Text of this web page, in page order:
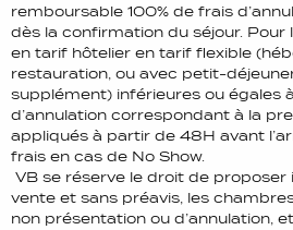
remboursable 100% de frais
dès la confirmation du séjour. Pour
en tarif hôtelier en tarif flexible
restauration, ou avec petit-
supplément) inférieures ou égales
d’annulation correspondant à la
appliqués à partir de 48H avant
frais en cas de No Show.
VB se réserve le droit de
vente et sans préavis, les
non présentation ou d’annulation,